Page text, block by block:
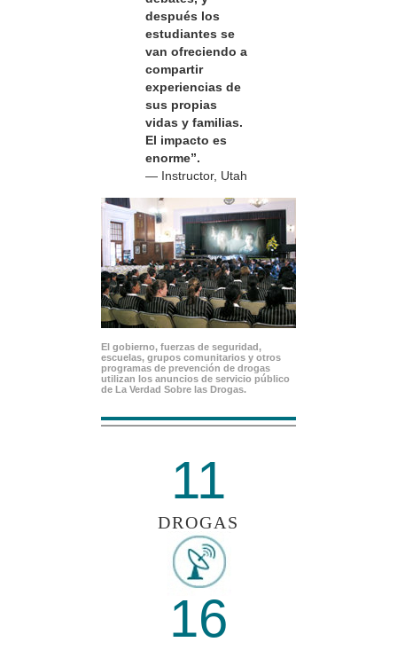
después los
estudiantes se
van ofreciendo a
compartir
experiencias de
sus propias
vidas y familias.
El impacto es
enorme”.
— Instructor, Utah
El gobierno, fuerzas de seguridad,
escuelas, grupos comunitarios y otros
programas de prevención de drogas
utilizan los anuncios de servicio público
de La Verdad Sobre las Drogas.
11
DROGAS
16